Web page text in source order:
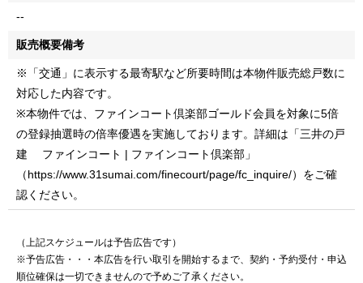
--
販売概要備考
※「交通」に表示する最寄駅など所要時間は本物件販売総戸数に
対応した内容です。
※本物件では、ファインコート倶楽部ゴールド会員を対象に5倍
の登録抽選時の倍率優遇を実施しております。詳細は「三井の戸
建 ファインコート | ファインコート倶楽部」
（https://www.31sumai.com/finecourt/page/fc_inquire/）をご確
認ください。
（上記スケジュールは予告広告です）
※予告広告・・・本広告を行い取引を開始するまで、契約・予約受付・申込
順位確保は一切できませんので予めご了承ください。